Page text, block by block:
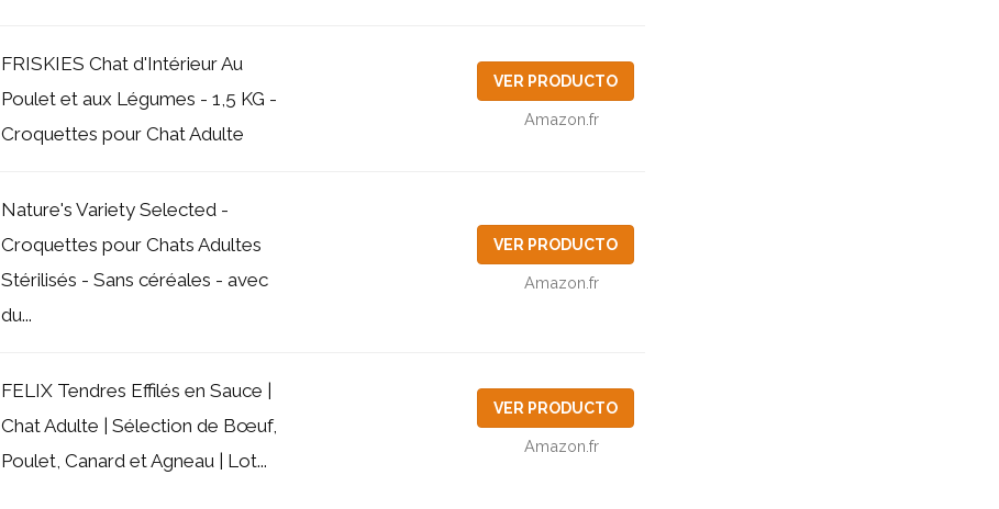
FRISKIES Chat d'Intérieur Au
Poulet et aux Légumes - 1,5 KG -
Croquettes pour Chat Adulte
VER PRODUCTO
Amazon.fr
Nature's Variety Selected -
Croquettes pour Chats Adultes
Stérilisés - Sans céréales - avec
du...
VER PRODUCTO
Amazon.fr
FELIX Tendres Effilés en Sauce |
Chat Adulte | Sélection de Bœuf,
Poulet, Canard et Agneau | Lot...
VER PRODUCTO
Amazon.fr